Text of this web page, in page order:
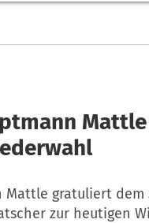
Mattle gratuliert
zur heutigen